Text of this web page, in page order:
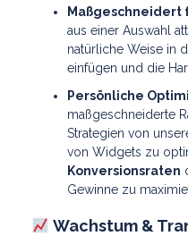
Maßgeschneidert
aus einer Auswahl
natürliche Weise in
einfügen und die
Persönliche
maßgeschneiderte
Strategien von
von Widgets zu
Konversionsraten
Gewinne zu
Wachstum &